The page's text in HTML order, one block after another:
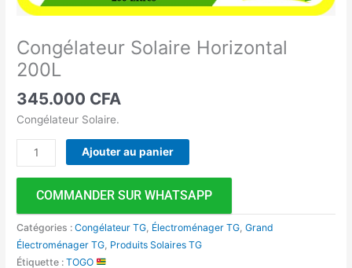
Congélateur Solaire Horizontal
200L
345.000 CFA
Congélateur Solaire.
Ajouter au panier
COMMANDER SUR WHATSAPP
Catégories :Congélateur TG Électroménager TG ,Grand
Électroménager TG Produits Solaires TG
Étiquette :TOGO